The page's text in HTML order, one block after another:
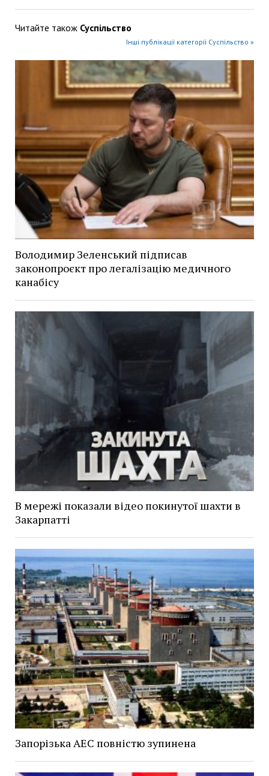
Читайте також Суспільство
Інші публікації категорії Суспільство »
Володимир Зеленський підписав
законопроєкт про легалізацію медичного
канабісу
В мережі показали відео покинутої шахти в
Закарпатті
Запорізька АЕС повністю зупинена